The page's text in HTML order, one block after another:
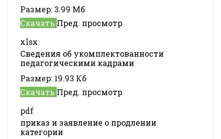
Размер: 3.99 Мб
Скачать Пред. просмотр
xlsx
Сведения об укомплектованности
педагогическими кадрами
Размер: 19.93 Кб
Скачать Пред. просмотр
pdf
приказ и заявление о продлении
категории